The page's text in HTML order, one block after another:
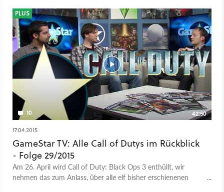
Xbox 360
Xbox One Nintendo
10 42:50
PLUS
17.04.2015
GameStar TV: Alle Call of Dutys im Rückblick
- Folge 29/2015
Am 26. April wird Call of Duty: Black Ops 3 enthüllt, wir
nehmen das zum Anlass, über alle elf bisher erschienenen